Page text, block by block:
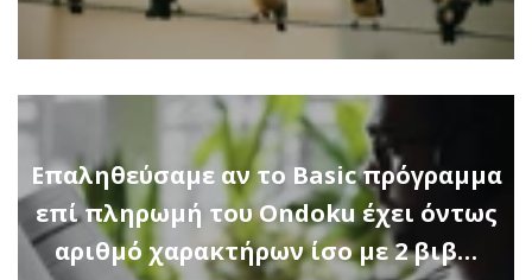
Επαληθεύσαμε αν το Basic πρόγραμμα
επί πληρωμή του Ondoku έχει όντως
αριθμό χαρακτήρων ίσο με 2 βιβ…